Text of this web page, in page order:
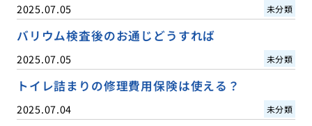
2025.07.05 未分類
バリウム検査後のお通じどうすれば
2025.07.05 未分類
トイレ詰まりの修理費用保険は使える？
2025.07.04 未分類